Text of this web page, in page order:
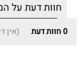
חוות דעת על
0 חוות דעת (אין